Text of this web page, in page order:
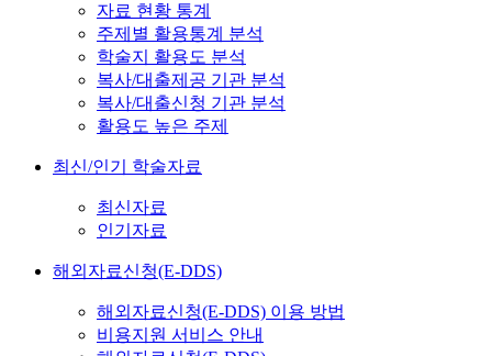
자료 현황 통계
주제별 활용통계 분석
학술지 활용도 분석
복사/대출제공 기관 분석
복사/대출신청 기관 분석
활용도 높은 주제
최신/인기 학술자료
최신자료
인기자료
해외자료신청(E-DDS)
해외자료신청(E-DDS) 이용 방법
비용지원 서비스 안내